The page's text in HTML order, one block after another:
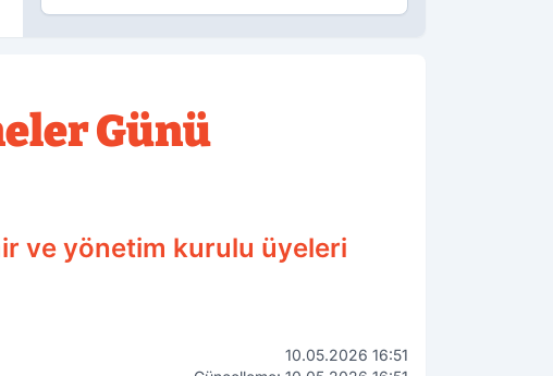
Günü
ve yönetim kurulu üyeleri
10.05.2026 16:51